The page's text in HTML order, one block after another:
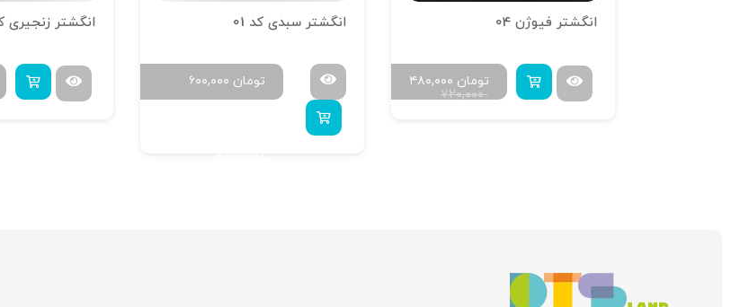
انگشتر فیوژن 04
۷۲۰,۰۰۰
۴۸۰,۰۰۰ تومان
انگشتر سبدی کد 01
۶۰۰,۰۰۰ تومان
انگشتر زنجیری کد